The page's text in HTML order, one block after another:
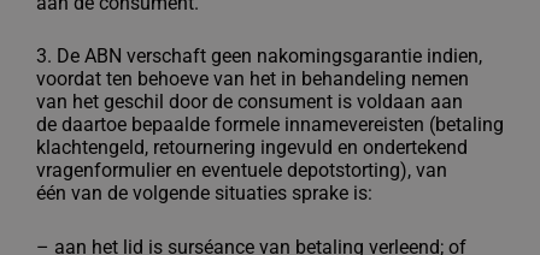
3. De ABN verschaft geen nakomingsgarantie indien,
voordat ten behoeve van het in behandeling nemen
van het geschil door de consument is voldaan aan
de daartoe bepaalde formele innamevereisten (betaling
klachtengeld, retournering ingevuld en ondertekend
vragenformulier en eventuele depotstorting), van
één van de volgende situaties sprake is:
– aan het lid is surséance van betaling verleend; of